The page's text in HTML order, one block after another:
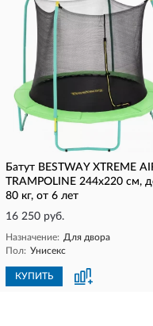
Батут BESTWAY XTREME
TRAMPOLINE 244х220 см,
80 кг, от 6 лет
16 250 руб.
Назначение: Для двора
Пол: Унисекс
КУПИТЬ